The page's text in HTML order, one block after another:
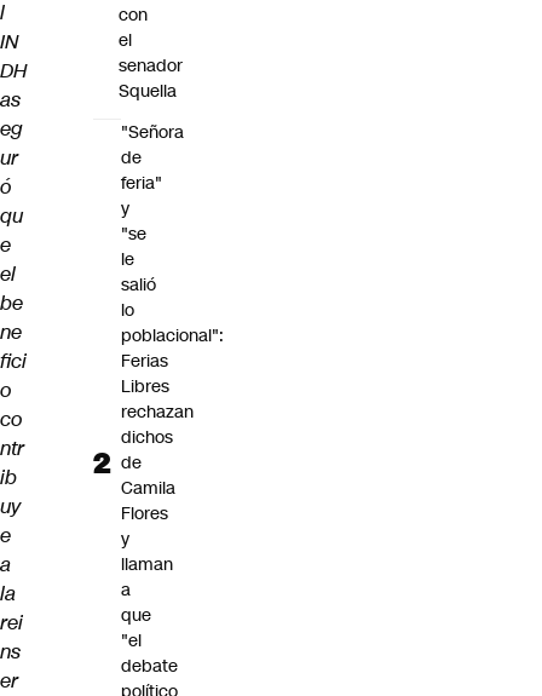
l
IN
DH
as
eg
ur
ó
qu
e
el
be
ne
fici
o
co
ntr
ib
uy
e
a
la
rei
ns
er
con
el
senador
Squella
"Señora
de
feria"
y
"se
le
salió
lo
poblacional":
Ferias
Libres
rechazan
dichos
de
Camila
Flores
y
llaman
a
que
"el
debate
político